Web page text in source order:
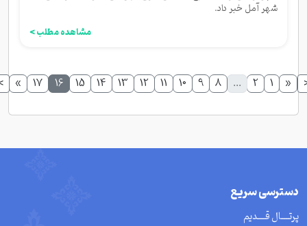
شهر آمل خبر داد.
مشاهده مطلب >
«
1
2
...
8
9
10
11
12
13
14
15
16
17
»
دسترسی سریع
پرتــــال قــــدیم